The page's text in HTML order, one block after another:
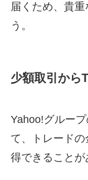
届くため、貴
う。
少額取引から
Yahoo!グルー
て、トレード
得できることが